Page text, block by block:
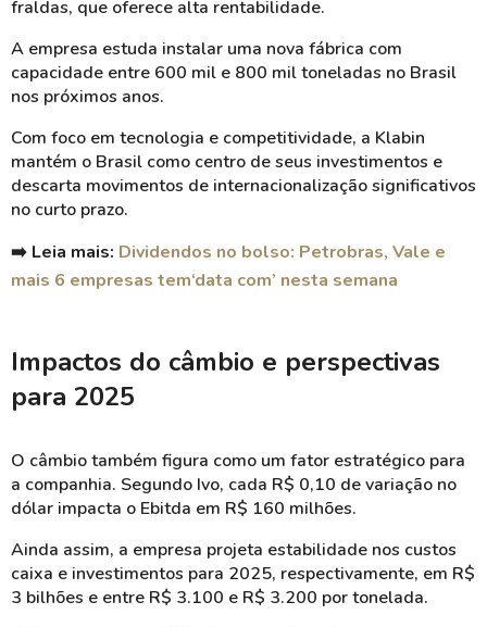
fraldas, que oferece alta rentabilidade.
A empresa estuda instalar uma nova fábrica com
capacidade entre 600 mil e 800 mil toneladas no Brasil
nos próximos anos.
Com foco em tecnologia e competitividade, a Klabin
mantém o Brasil como centro de seus investimentos e
descarta movimentos de internacionalização significativos
no curto prazo.
➡️ Leia mais: Dividendos no bolso: Petrobras, Vale e
mais 6 empresas tem‘data com’ nesta semana
Impactos do câmbio e perspectivas
para 2025
O câmbio também figura como um fator estratégico para
a companhia. Segundo Ivo, cada R$ 0,10 de variação no
dólar impacta o Ebitda em R$ 160 milhões.
Ainda assim, a empresa projeta estabilidade nos custos
caixa e investimentos para 2025, respectivamente, em R$
3 bilhões e entre R$ 3.100 e R$ 3.200 por tonelada.